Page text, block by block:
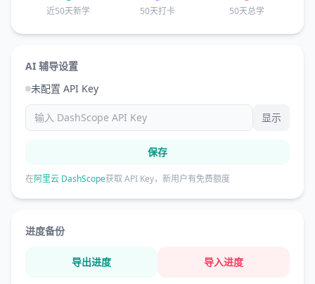
近50天新学 50天打卡 50天总学
AI 辅导设置
未配置 API Key
显示
保存
在阿里云 DashScope获取 API Key，新用户有免费额度
进度备份
导出进度 导入进度